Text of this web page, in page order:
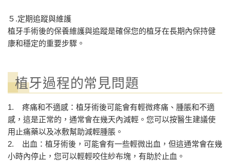
５.定期追蹤與維護
植牙手術後的保養維護與追蹤是確保您的植牙在長期內保持健
康和穩定的重要步驟。
植牙過程的常見問題
1. 疼痛和不適感：植牙術後可能會有輕微疼痛、腫脹和不適
感，這是正常的，通常會在幾天內減輕。您可以按醫生建議使
用止痛藥以及冰敷幫助減輕腫脹。
2. 出血：植牙術後，可能會有一些輕微出血，但這通常會在幾
小時內停止，您可以輕輕咬住紗布塊，有助於止血。